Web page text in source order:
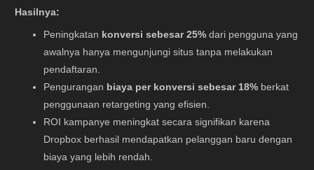
Hasilnya:
Peningkatan konversi sebesar 25% dari pengguna yang
awalnya hanya mengunjungi situs tanpa melakukan
pendaftaran.
Pengurangan biaya per konversi sebesar 18% berkat
penggunaan retargeting yang efisien.
ROI kampanye meningkat secara signifikan karena
Dropbox berhasil mendapatkan pelanggan baru dengan
biaya yang lebih rendah.